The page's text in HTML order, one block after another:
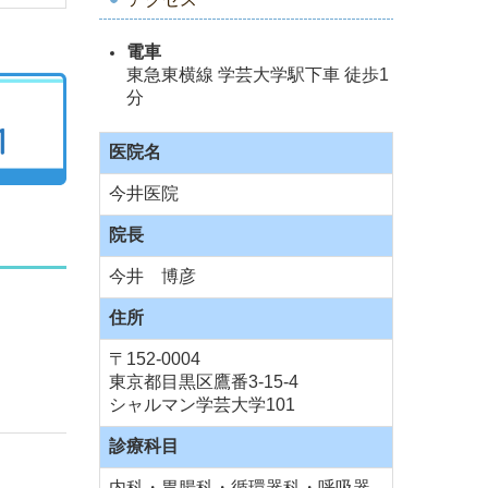
電車
東急東横線 学芸大学駅下車 徒歩1
分
医院名
今井医院
院長
今井 博彦
住所
〒152-0004
東京都目黒区鷹番3-15-4
シャルマン学芸大学101
診療科目